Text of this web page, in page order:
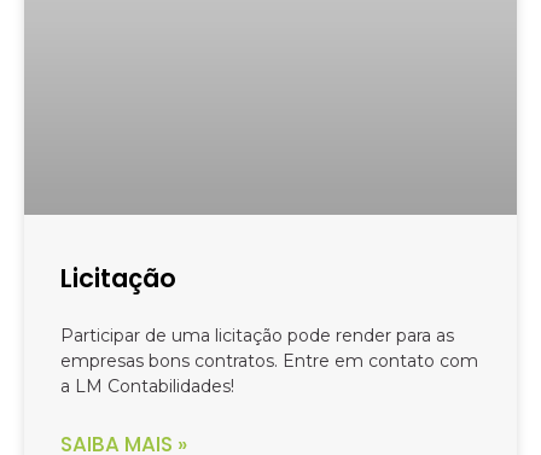
Licitação
Participar de uma licitação pode render para as
empresas bons contratos. Entre em contato com
a LM Contabilidades!
SAIBA MAIS »